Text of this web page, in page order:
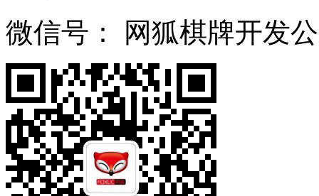
微信号： 网狐棋牌开发